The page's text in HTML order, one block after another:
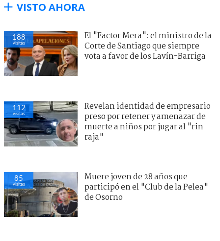
VISTO AHORA
188
visitas
El "Factor Mera": el ministro de la
Corte de Santiago que siempre
vota a favor de los Lavín-Barriga
112
visitas
Revelan identidad de empresario
preso por retener y amenazar de
muerte a niños por jugar al "rin
raja"
85
visitas
Muere joven de 28 años que
participó en el "Club de la Pelea"
de Osorno